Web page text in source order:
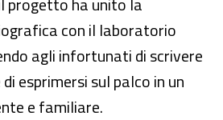
con il laboratorio
agli infortunati di scrivere
esprimersi sul palco in un
e familiare.